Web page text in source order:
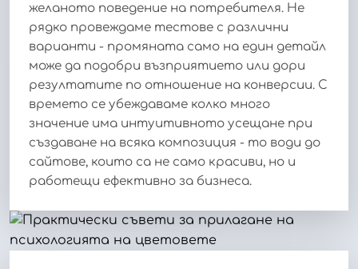
желаното поведение на потребителя. Не
рядко провеждаме тестове с различни
варианти - промяната само на един детайл
може да подобри възприятието или дори
резултатите по отношение на конверсии. С
времето се убеждаваме колко много
значение има интуитивното усещане при
създаване на всяка композиция - то води до
сайтове, които са не само красиви, но и
работещи ефективно за бизнеса.